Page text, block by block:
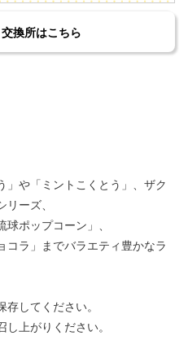
換所はこちら
」や「ミントこくとう」、ザク
リーズ、
ポップコーン」、
コラ」までバラエティ豊かなラ
してください。
上がりください。